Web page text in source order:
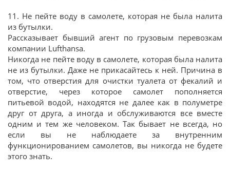
11. Не пейте воду в самолете, которая не была налита
из бутылки.
Рассказывает бывший агент по грузовым перевозкам
компании Lufthansa.
Никогда не пейте воду в самолете, которая была налита
не из бутылки. Даже не прикасайтесь к ней. Причина в
том, что отверстия для очистки туалета от фекалий и
отверстие, через которое самолет пополняется
питьевой водой, находятся не далее как в полуметре
друг от друга, а иногда и обслуживаются все вместе
одним и тем же человеком. Так бывает не всегда, но
если вы не наблюдаете за внутренним
функционированием самолетов, вы никогда не будете
этого знать.